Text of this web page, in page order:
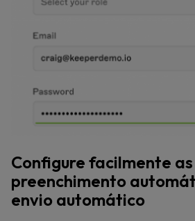
Configure facilmente
preenchimento
envio automático